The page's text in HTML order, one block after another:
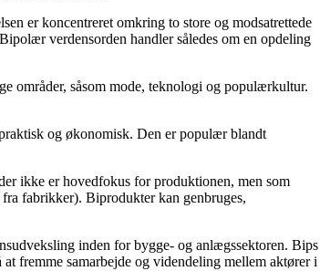
er koncentreret omkring to store og modsatrettede
verdensorden handler således om en opdeling
områder, såsom mode, teknologi og populærkultur.
og økonomisk. Den er populær blandt
ikke er hovedfokus for produktionen, men som
fabrikker). Biprodukter kan genbruges,
inden for bygge- og anlægssektoren. Bips
fremme samarbejde og videndeling mellem aktører i